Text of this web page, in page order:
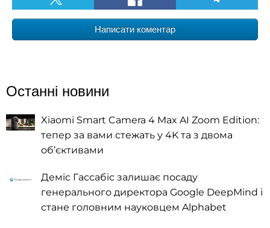
Написати коментар
Останні новини
Xiaomi Smart Camera 4 Max AI Zoom Edition:
тепер за вами стежать у 4K та з двома
об’єктивами
Деміс Гассабіс залишає посаду
генерального директора Google DeepMind і
стане головним науковцем Alphabet